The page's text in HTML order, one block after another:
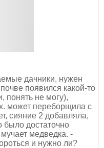
дачники, нужен
появился какой-то
понять не могу),
может переборщила с
сияние 2 добавляла,
было достаточно
медведка. -
и нужно ли?